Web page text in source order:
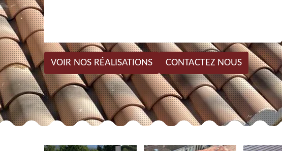
VOIR NOS RÉALISATIONS CONTACTEZ NOUS